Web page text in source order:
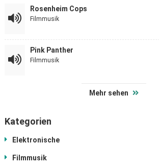
Rosenheim Cops
Filmmusik
Pink Panther
Filmmusik
Mehr sehen
Kategorien
Elektronische
Filmmusik